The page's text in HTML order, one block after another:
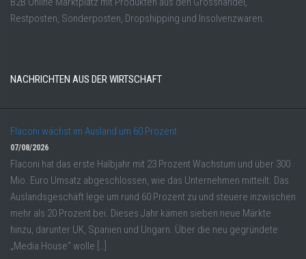
Restposten, Sonderposten, Dropshipping und Insolvenzwaren.
NACHRICHTEN AUS DER WIRTSCHAFT
Flaconi wächst im Ausland um 60 Prozent
07/08/2026
Flaconi hat das erste Halbjahr mit 23 Prozent Wachstum und über 300
Mio. Euro Umsatz abgeschlossen, wie das Unternehmen mitteilt. Das
Auslandsgeschäft lege um rund 60 Prozent zu und steuere inzwischen
mehr als 20 Prozent bei. Dieses Jahr kämen sieben neue Märkte
hinzu, darunter UK, Spanien und Ungarn. Über die neu gegründete
„Media House“ wolle […]